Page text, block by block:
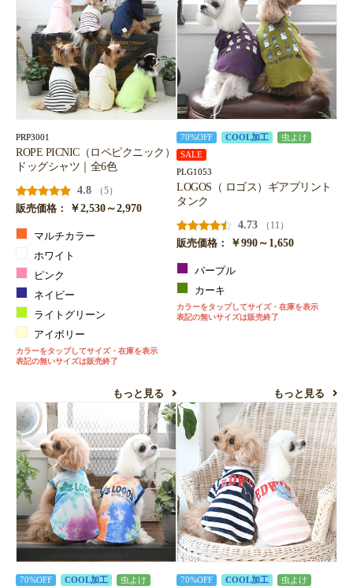
PRP3001
ROPE PICNIC（ロペピクニック）
ドッグシャツ｜全6色
4.8
（5）
販売価格：
￥2,530～2,970
マルチカラー
ホワイト
ピンク
ネイビー
ライトグリーン
アイボリー
カラーをタップしてサイズ・在庫を表示
表記の無いサイズは販売終了
もっと見る
70%OFF COOL加工
虫よけ
SALE
PLG1053
LOGOS（ ロゴス）ギアプリント
タンク
4.73
（11）
販売価格：
￥990～1,650
パープル
カーキ
カラーをタップしてサイズ・在庫を表示
表記の無いサイズは販売終了
もっと見る
70%OFF COOL加工
虫よけ
70%OFF COOL加工
虫よけ